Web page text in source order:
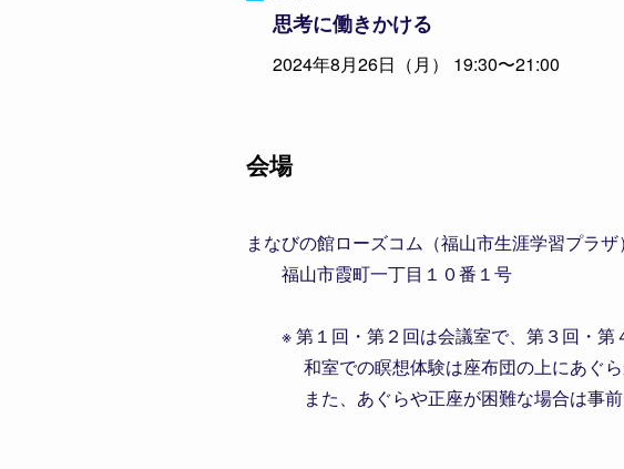
思考に働きかける
2024年8月26日（月） 19:30〜21:00
会場
まなびの館ローズコム（福山市生涯学習プラザ
福山市霞町一丁目１０番１号
※ 第１回・第２回は会議室で、第３回・第
和室での瞑想体験は座布団の上にあぐらか
また、あぐらや正座が困難な場合は事前